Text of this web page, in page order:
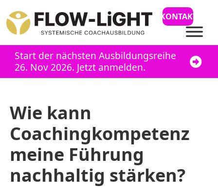
KONTAKT
Start der nächsten Ausbildungsreihe
26. Nov 2026. Jetzt anmelden.
Wie kann
Coachingkompetenz
meine Führung
nachhaltig stärken?